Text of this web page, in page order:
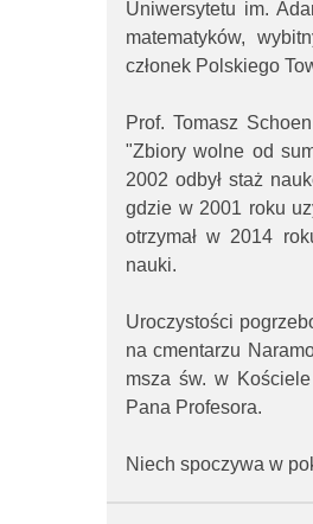
Uniwersytetu im.
matematyków,
członek Polskiego
Prof. Tomasz
"Zbiory wolne od
2002 odbył staż
gdzie w 2001 roku
otrzymał w 2014
nauki.
Uroczystości
na cmentarzu
msza św. w
Pana Profesora.
Niech spoczywa w